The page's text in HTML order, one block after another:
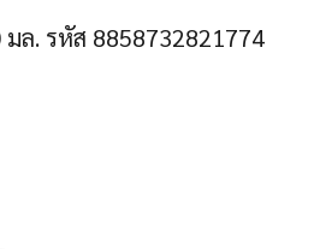
ล. รหัส 8858732821774